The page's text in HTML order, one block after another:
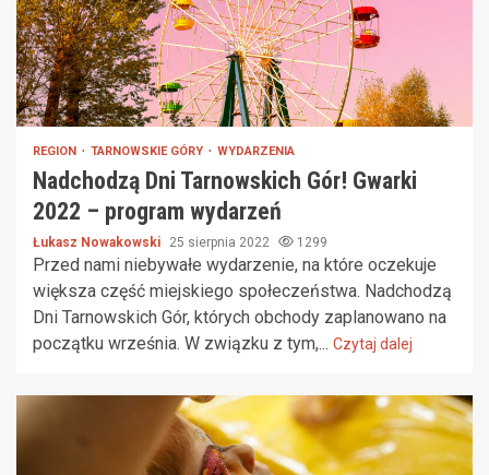
REGION TARNOWSKIE GÓRY WYDARZENIA
Nadchodzą Dni Tarnowskich Gór! Gwarki
2022 – program wydarzeń
Łukasz Nowakowski 25 sierpnia 2022 1299
Przed nami niebywałe wydarzenie, na które oczekuje
większa część miejskiego społeczeństwa. Nadchodzą
Dni Tarnowskich Gór, których obchody zaplanowano na
początku września. W związku z tym,... Czytaj dalej